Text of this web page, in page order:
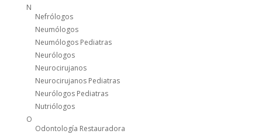
N
Nefrólogos
Neumólogos
Neumólogos Pediatras
Neurólogos
Neurocirujanos
Neurocirujanos Pediatras
Neurólogos Pediatras
Nutriólogos
O
Odontología Restauradora